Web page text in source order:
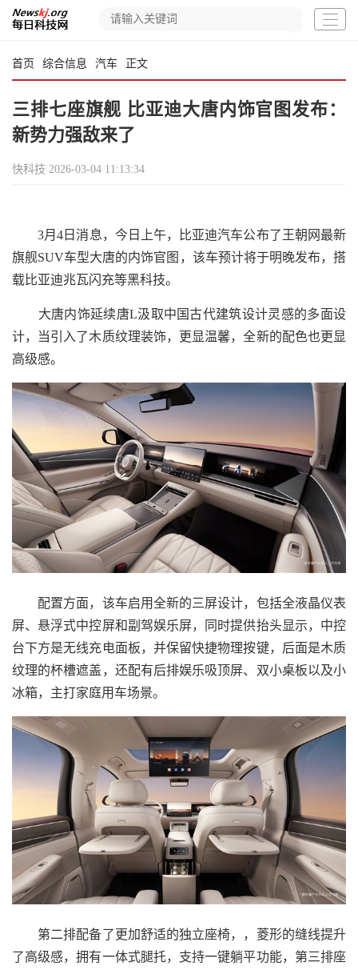
首页 综合信息 汽车 正文
三排七座旗舰 比亚迪大唐内饰官图发布：
新势力强敌来了
快科技 2026-03-04 11:13:34
3月4日消息，今日上午，比亚迪汽车公布了王朝网最新
旗舰SUV车型大唐的内饰官图，该车预计将于明晚发布，搭
载比亚迪兆瓦闪充等黑科技。
大唐内饰延续唐L汲取中国古代建筑设计灵感的多面设
计，当引入了木质纹理装饰，更显温馨，全新的配色也更显
高级感。
配置方面，该车启用全新的三屏设计，包括全液晶仪表
屏、悬浮式中控屏和副驾娱乐屏，同时提供抬头显示，中控
台下方是无线充电面板，并保留快捷物理按键，后面是木质
纹理的杯槽遮盖，还配有后排娱乐吸顶屏、双小桌板以及小
冰箱，主打家庭用车场景。
第二排配备了更加舒适的独立座椅，，菱形的缝线提升
了高级感，拥有一体式腿托，支持一键躺平功能，第三排座